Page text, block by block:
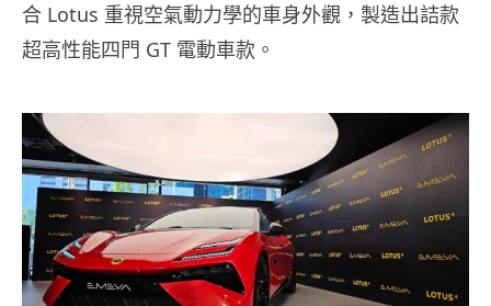
合 Lotus 重視空氣動力學的車身外觀，製造出詰款
超高性能四門 GT 電動車款。